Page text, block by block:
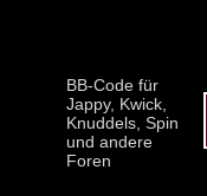
BB-Code für
Jappy, Kwick,
Knuddels, Spin
und andere
Foren